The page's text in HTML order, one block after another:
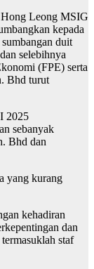
Hong Leong MSIG
kepada
duit
selebihnya
(FPE) serta
Bhd turut
2025
sebanyak
Bhd dan
yang kurang
kehadiran
dan
staf